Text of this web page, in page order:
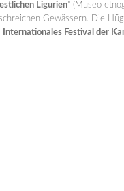
Ligurien" (Museo
Gewässern. Die
Internationales Festival der